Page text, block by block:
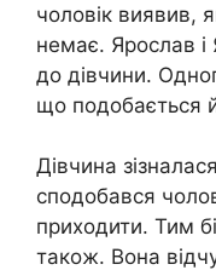
чоловік виявив,
немає. Ярослав і
до дівчини.
що подобається
Дівчина
сподобався
приходити. Тим
також. Вона